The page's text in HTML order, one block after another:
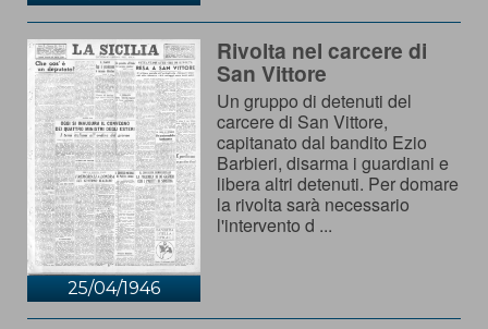
25/04/1946
Rivolta nel carcere di
San Vittore
Un gruppo di detenuti del
carcere di San Vittore,
capitanato dal bandito Ezio
Barbieri, disarma i guardiani e
libera altri detenuti. Per domare
la rivolta sarà necessario
l'intervento d ...